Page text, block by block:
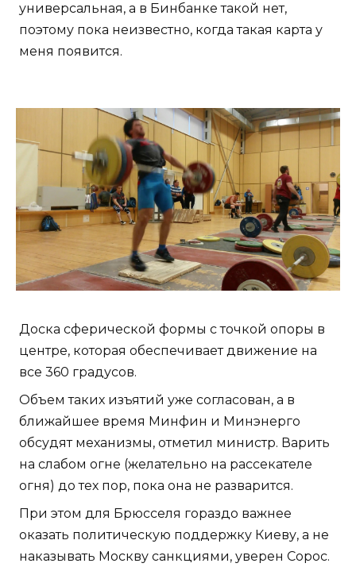
универсальная, а в Бинбанке такой нет,
поэтому пока неизвестно, когда такая карта у
меня появится.
Доска сферической формы с точкой опоры в
центре, которая обеспечивает движение на
все 360 градусов.
Объем таких изъятий уже согласован, а в
ближайшее время Минфин и Минэнерго
обсудят механизмы, отметил министр. Варить
на слабом огне (желательно на рассекателе
огня) до тех пор, пока она не разварится.
При этом для Брюсселя гораздо важнее
оказать политическую поддержку Киеву, а не
наказывать Москву санкциями, уверен Сорос.